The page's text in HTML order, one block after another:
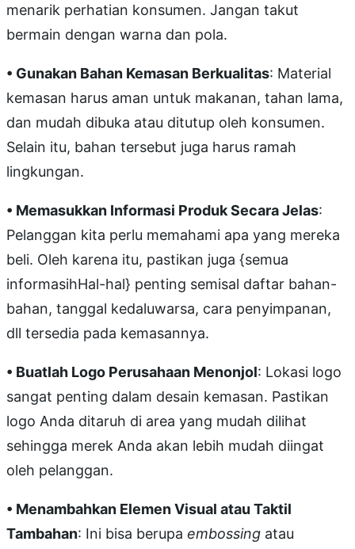
menarik perhatian konsumen. Jangan takut
bermain dengan warna dan pola.
• Gunakan Bahan Kemasan Berkualitas: Material
kemasan harus aman untuk makanan, tahan lama,
dan mudah dibuka atau ditutup oleh konsumen.
Selain itu, bahan tersebut juga harus ramah
lingkungan.
• Memasukkan Informasi Produk Secara Jelas:
Pelanggan kita perlu memahami apa yang mereka
beli. Oleh karena itu, pastikan juga {semua
informasihHal-hal} penting semisal daftar bahan-
bahan, tanggal kedaluwarsa, cara penyimpanan,
dll tersedia pada kemasannya.
• Buatlah Logo Perusahaan Menonjol: Lokasi logo
sangat penting dalam desain kemasan. Pastikan
logo Anda ditaruh di area yang mudah dilihat
sehingga merek Anda akan lebih mudah diingat
oleh pelanggan.
• Menambahkan Elemen Visual atau Taktil
Tambahan: Ini bisa berupa embossing atau